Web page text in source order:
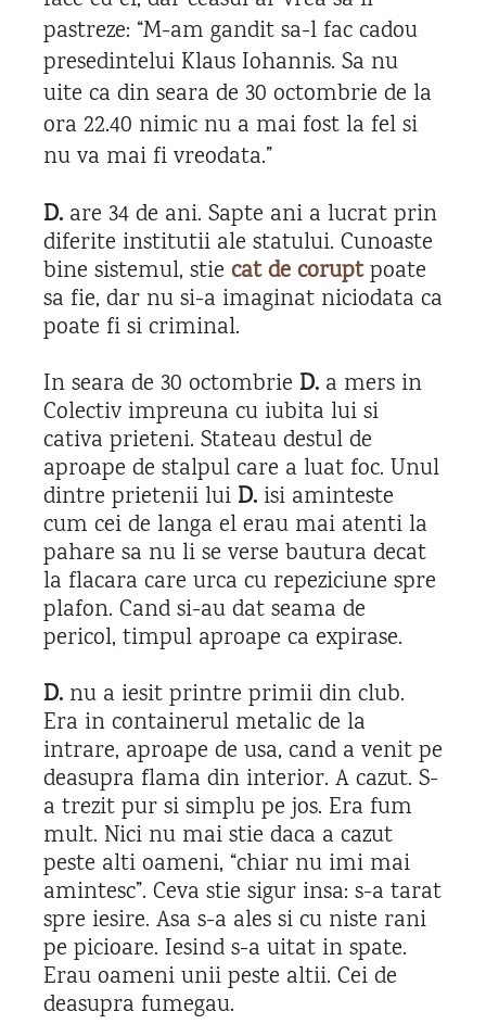
pastreze: “M-am gandit sa-l fac cadou
presedintelui Klaus Iohannis. Sa nu
uite ca din seara de 30 octombrie de la
ora 22.40 nimic nu a mai fost la fel si
nu va mai fi vreodata.”
D. are 34 de ani. Sapte ani a lucrat prin
diferite institutii ale statului. Cunoaste
bine sistemul, stie cat de coruptpoate
sa fie, dar nu si-a imaginat niciodata ca
poate fi si criminal.
In seara de 30 octombrie D. a mers in
Colectiv impreuna cu iubita lui si
cativa prieteni. Stateau destul de
aproape de stalpul care a luat foc. Unul
dintre prietenii luiD. isi aminteste
cum cei de langa el erau mai atenti la
pahare sa nu li se verse bautura decat
la flacara care urca cu repeziciune spre
plafon. Cand si-au dat seama de
pericol, timpul aproape ca expirase.
D. nu a iesit printre primii din club.
Era in containerul metalic de la
intrare, aproape de usa, cand a venit pe
deasupra flama din interior. A cazut. S-
a trezit pur si simplu pe jos. Era fum
mult. Nici nu mai stie daca a cazut
peste alti oameni, “chiar nu imi mai
amintesc”. Ceva stie sigur insa: s-a tarat
spre iesire. Asa s-a ales si cu niste rani
pe picioare. Iesind s-a uitat in spate.
Erau oameni unii peste altii. Cei de
deasupra fumegau.